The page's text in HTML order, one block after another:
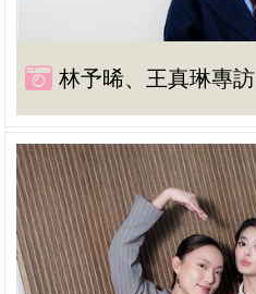
林予晞、王真琳專訪